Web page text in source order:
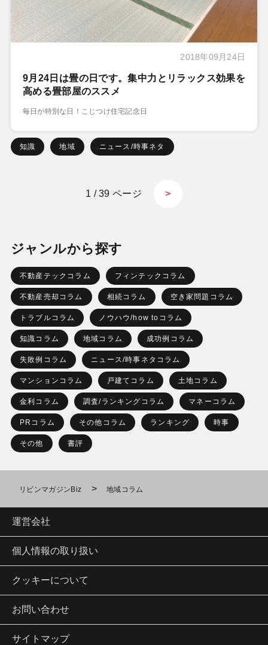
2018年09月24日
9月24日は畳の日です。集中力とリラックス効果を
高める畳部屋のススメ
毎日が特別な日！こじつけ住宅記念日
知識 地域 ニュース/時事ネタ
1 / 39 ページ >
ジャンルから探す
不動産テックコラム フィンテックコラム
不動産売却コラム 相続コラム 空き家問題コラム
トラブルコラム ノウハウ/how toコラム
知識コラム 地域コラム 成功例コラム
失敗例コラム ニュース/時事ネタコラム
マンションコラム 戸建てコラム 土地コラム
金利コラム 調査/ランキングコラム マネーコラム
PRコラム その他コラム ランキング 時事
その他 書評
リビンマガジンBiz > 地域コラム
運営会社
個人情報の取り扱い
クッキーについて
お問い合わせ
サイトマップ